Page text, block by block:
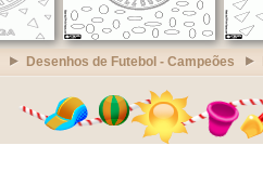
Desenhos de Futebol - Campeões